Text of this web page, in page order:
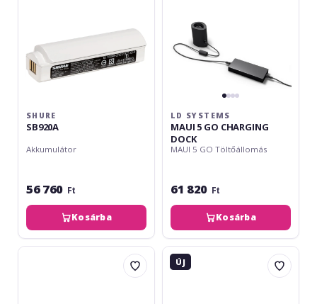
SHURE
SB920A
Akkumulátor
56 760 Ft
Kosárba
LD SYSTEMS
MAUI 5 GO CHARGING
DOCK
MAUI 5 GO Töltőállomás
61 820 Ft
Kosárba
Sennheiser
Shure
SLXD
ÚJ